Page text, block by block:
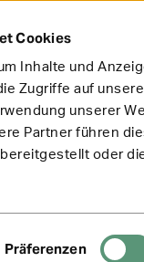
Cookies
Inhalte und
Zugriffe auf
unserer
Partner führen
oder
Präferenzen